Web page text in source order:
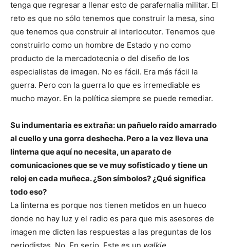
tenga que regresar a llenar esto de parafernalia militar. El
reto es que no sólo tenemos que construir la mesa, sino
que tenemos que construir al interlocutor. Tenemos que
construirlo como un hombre de Estado y no como
producto de la mercadotecnia o del diseño de los
especialistas de imagen. No es fácil. Era más fácil la
guerra. Pero con la guerra lo que es irremediable es
mucho mayor. En la política siempre se puede remediar.
Su indumentaria es extraña: un pañuelo raído amarrado
al cuello y una gorra deshecha. Pero a la vez lleva una
linterna que aquí no necesita, un aparato de
comunicaciones que se ve muy sofisticado y tiene un
reloj en cada muñeca. ¿Son símbolos? ¿Qué significa
todo eso?
La linterna es porque nos tienen metidos en un hueco
donde no hay luz y el radio es para que mis asesores de
imagen me dicten las respuestas a las preguntas de los